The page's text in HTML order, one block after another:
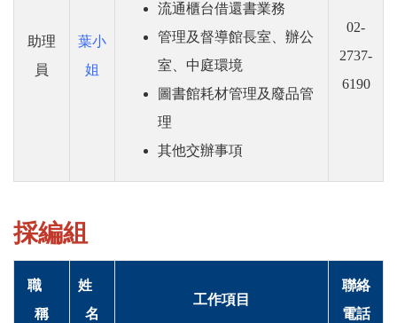
助理
員
葉小
姐
流通櫃台借還書業務
管理及督導館長室、辦公
室、中庭環境
圖書館耗材管理及廢品管
理
其他交辦事項
02-
2737-
6190
採編組
職
稱
姓
名
工作項目
聯絡
電話